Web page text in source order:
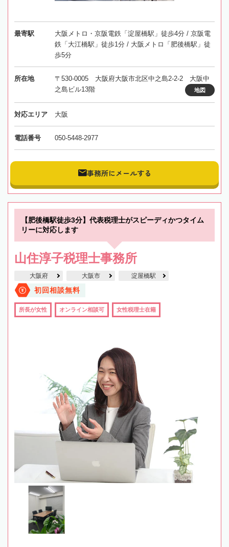
最寄駅
大阪メトロ・京阪電鉄「淀屋橋駅」徒歩4分 / 京阪電
鉄「大江橋駅」徒歩1分 / 大阪メトロ「肥後橋駅」徒
歩5分
所在地
〒530-0005 大阪府大阪市北区中之島2-2-2 大阪中
之島ビル13階
地図
対応エリア 大阪
電話番号 050-5448-2977
事務所にメールする
【肥後橋駅徒歩3分】代表税理士がスピーディかつタイム
リーに対応します
山住淳子税理士事務所
大阪府 大阪市 淀屋橋駅
初回相談無料
所長が女性 オンライン相談可 女性税理士在籍